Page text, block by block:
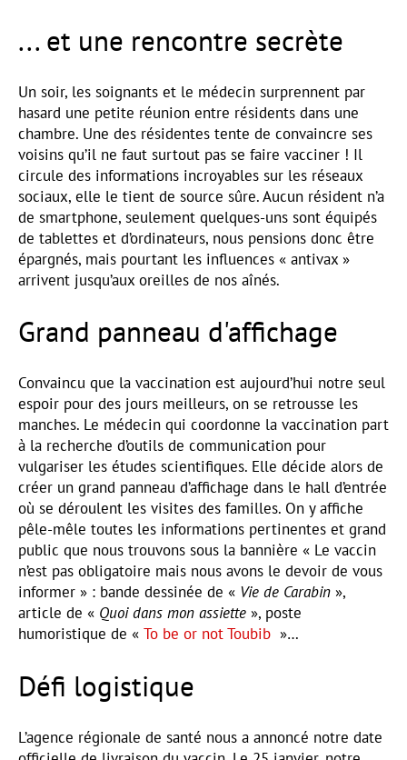
... et une rencontre secrète
Un soir, les soignants et le médecin surprennent par
hasard une petite réunion entre résidents dans une
chambre. Une des résidentes tente de convaincre ses
voisins qu’il ne faut surtout pas se faire vacciner ! Il
circule des informations incroyables sur les réseaux
sociaux, elle le tient de source sûre. Aucun résident n’a
de smartphone, seulement quelques-uns sont équipés
de tablettes et d’ordinateurs, nous pensions donc être
épargnés, mais pourtant les influences « antivax »
arrivent jusqu’aux oreilles de nos aînés.
Grand panneau d'affichage
Convaincu que la vaccination est aujourd’hui notre seul
espoir pour des jours meilleurs, on se retrousse les
manches. Le médecin qui coordonne la vaccination part
à la recherche d’outils de communication pour
vulgariser les études scientifiques. Elle décide alors de
créer un grand panneau d’affichage dans le hall d’entrée
où se déroulent les visites des familles. On y affiche
pêle-mêle toutes les informations pertinentes et grand
public que nous trouvons sous la bannière « Le vaccin
n’est pas obligatoire mais nous avons le devoir de vous
informer » : bande dessinée de « Vie de Carabin »,
article de « Quoi dans mon assiette », poste
humoristique de « To be or not Toubib »…
Défi logistique
L’agence régionale de santé nous a annoncé notre date